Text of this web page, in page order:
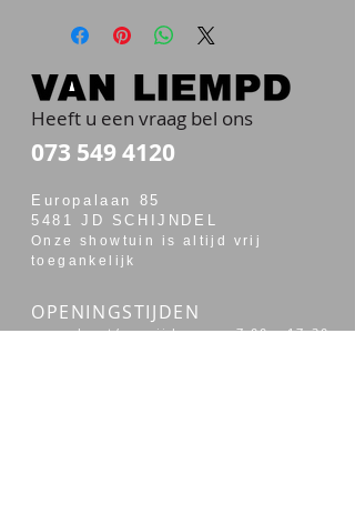
Heeft u een vraag bel ons
073 549 4120
Europalaan 85
5481 JD SCHIJNDEL
Onze showtuin is altijd vrij
toegankelijk
OPENINGSTIJDEN
maandag t/m vrijdag van 7:00 - 17:30